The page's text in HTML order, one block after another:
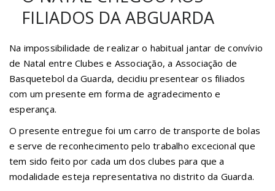
FILIADOS DA ABGUARDA
Na impossibilidade de realizar o habitual jantar de convívio
de Natal entre Clubes e Associação, a Associação de
Basquetebol da Guarda, decidiu presentear os filiados
com um presente em forma de agradecimento e
esperança.
O presente entregue foi um carro de transporte de bolas
e serve de reconhecimento pelo trabalho excecional que
tem sido feito por cada um dos clubes para que a
modalidade esteja representativa no distrito da Guarda.